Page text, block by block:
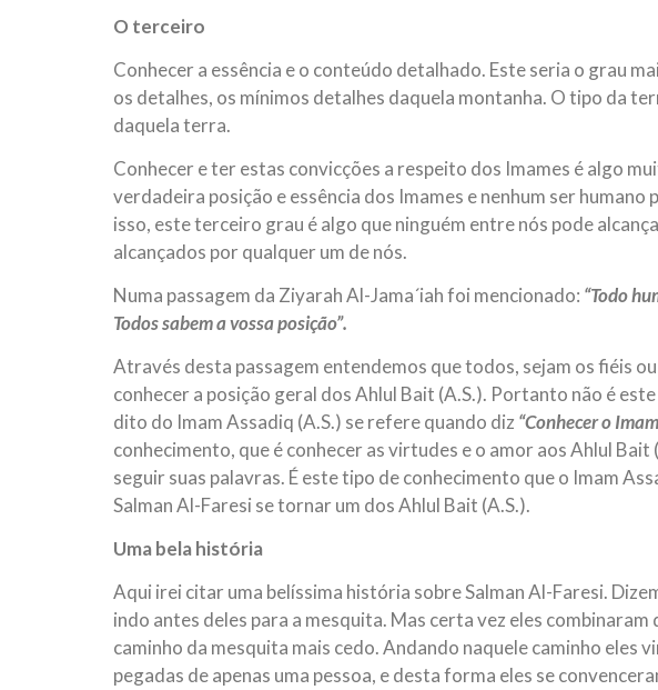
O terceiro
Conhecer a essência e o conteúdo detalhado. Este seria o grau
os detalhes, os mínimos detalhes daquela montanha. O tipo da
daquela terra.
Conhecer e ter estas convicções a respeito dos Imames é algo
verdadeira posição e essência dos Imames e nenhum ser
isso, este terceiro grau é algo que ninguém entre nós pode
alcançados por qualquer um de nós.
Numa passagem da Ziyarah Al-Jama´iah foi mencionado: “Todo
Todos sabem a vossa posição”.
Através desta passagem entendemos que todos, sejam os fiéis
conhecer a posição geral dos Ahlul Bait (A.S.). Portanto não é
dito do Imam Assadiq (A.S.) se refere quando diz “Conhecer o
conhecimento, que é conhecer as virtudes e o amor aos Ahlul Bait
seguir suas palavras. É este tipo de conhecimento que o Imam
Salman Al-Faresi se tornar um dos Ahlul Bait (A.S.).
Uma bela história
Aqui irei citar uma belíssima história sobre Salman Al-Faresi.
indo antes deles para a mesquita. Mas certa vez eles
caminho da mesquita mais cedo. Andando naquele caminho eles
pegadas de apenas uma pessoa, e desta forma eles se